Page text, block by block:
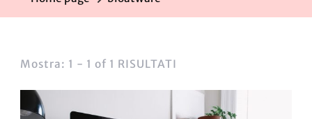
Mostra: 1 - 1 of 1 RISULTATI